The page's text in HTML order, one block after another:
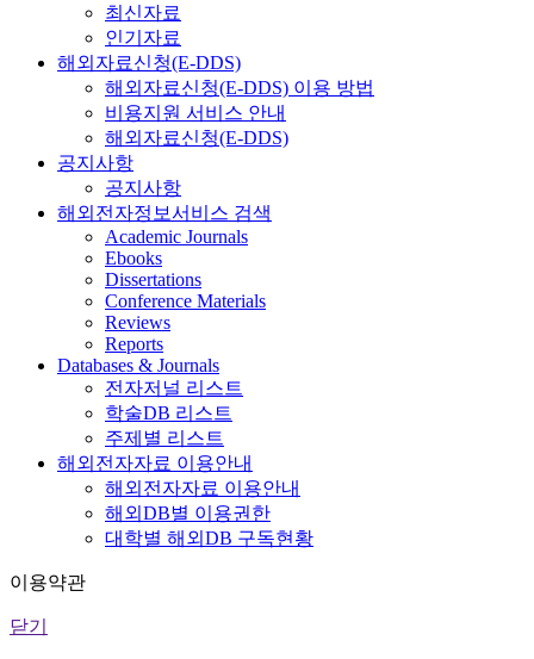
최신자료
인기자료
해외자료신청(E-DDS)
해외자료신청(E-DDS) 이용 방법
비용지원 서비스 안내
해외자료신청(E-DDS)
공지사항
공지사항
해외전자정보서비스 검색
Academic Journals
Ebooks
Dissertations
Conference Materials
Reviews
Reports
Databases & Journals
전자저널 리스트
학술DB 리스트
주제별 리스트
해외전자자료 이용안내
해외전자자료 이용안내
해외DB별 이용권한
대학별 해외DB 구독현황
이용약관
닫기